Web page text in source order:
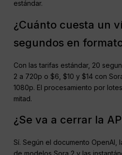
estándar.
¿Cuánto cuesta un
segundos en
Con las tarifas estándar, 20
2 a 720p o $6, $10 y $14 con
1080p. El procesamiento por
mitad.
¿Se va a cerrar la
Sí. Según el documento OpenAI,
de modelos Sora 2 y las